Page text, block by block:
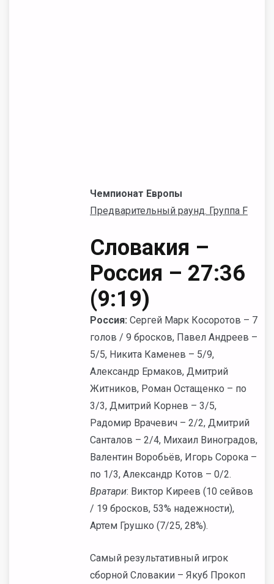
Чемпионат Европы
Предварительный раунд. Группа F
Словакия –
Россия – 27:36
(9:19)
Россия: Сергей Марк Косоротов – 7
голов / 9 бросков, Павел Андреев –
5/5, Никита Каменев – 5/9,
Александр Ермаков, Дмитрий
Житников, Роман Остащенко – по
3/3, Дмитрий Корнев – 3/5,
Радомир Врачевич – 2/2, Дмитрий
Санталов – 2/4, Михаил Виноградов,
Валентин Воробьёв, Игорь Сорока –
по 1/3, Александр Котов – 0/2.
Вратари: Виктор Киреев (10 сейвов
/ 19 бросков, 53% надежности),
Артем Грушко (7/25, 28%).
Самый результативный игрок
сборной Словакии – Якуб Прокоп